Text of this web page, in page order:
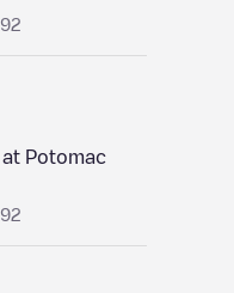
Potomac